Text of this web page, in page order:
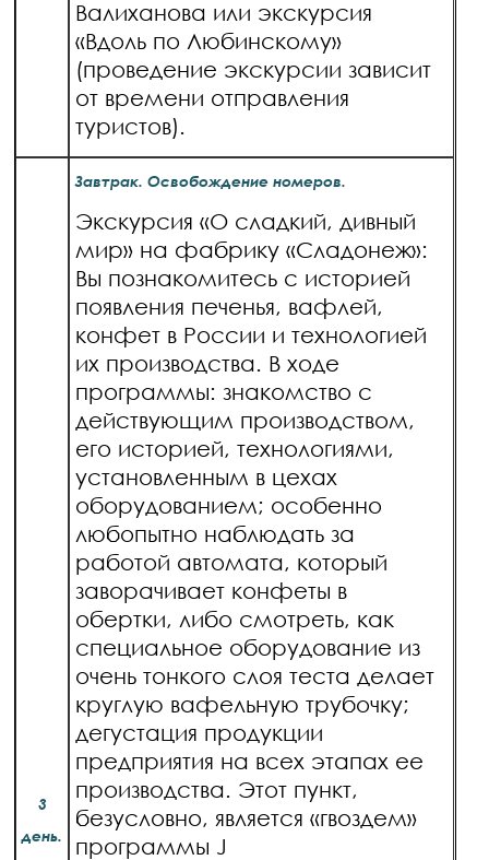
Валиханова или экскурсия
«Вдоль по Любинскому»
(проведение экскурсии зависит
от времени отправления
туристов).
3
день.
Завтрак. Освобождение номеров.
Экскурсия «О сладкий, дивный
мир» на фабрику «Сладонеж»:
Вы познакомитесь с историей
появления печенья, вафлей,
конфет в России и технологией
их производства. В ходе
программы: знакомство с
действующим производством,
его историей, технологиями,
установленным в цехах
оборудованием; особенно
любопытно наблюдать за
работой автомата, который
заворачивает конфеты в
обертки, либо смотреть, как
специальное оборудование из
очень тонкого слоя теста делает
круглую вафельную трубочку;
дегустация продукции
предприятия на всех этапах ее
производства. Этот пункт,
безусловно, является «гвоздем»
программы J